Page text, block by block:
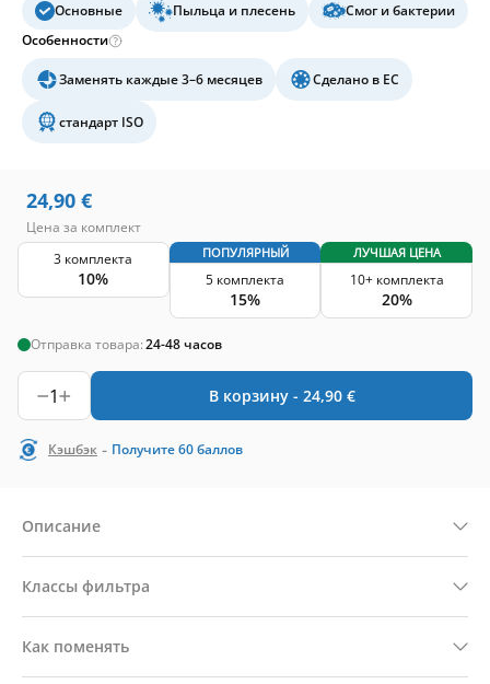
Основные Пыльца и плесень
Смог и бактерии
Особенности
Заменять каждые 3–6 месяцев Сделано в ЕС
стандарт ISO
24,90 €
Цена за комплект
3 комплекта
10%
ПОПУЛЯРНЫЙ
5 комплекта
15%
ЛУЧШАЯ ЦЕНА
10+ комплекта
20%
Отправка товара:24-48 часов
1 В корзину - 24,90 €
Кэшбэк - Получите60баллов
Описание
Классы фильтра
Как поменять